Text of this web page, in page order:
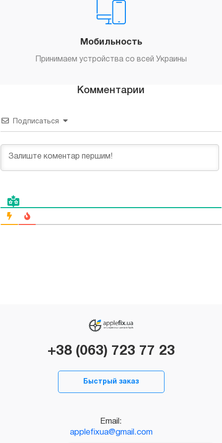
Мобильность
Принимаем устройства со всей Украины
Комментарии
Подписаться
+38 (063) 723 77 23
Быстрый заказ
Email:
applefixua@gmail.com